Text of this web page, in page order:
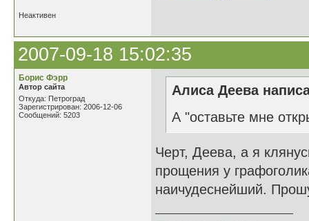
Неактивен
2007-09-18 15:02:35
Борис Фэрр
Автор сайта
Откуда: Петроград
Зарегистрирован: 2006-12-06
Сообщений: 5203
Алиса Деева
А "оставьте мне
Черт, Деева, а я
прощения у
наичудеснейший.